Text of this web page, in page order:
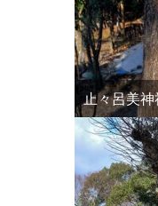
止々呂美